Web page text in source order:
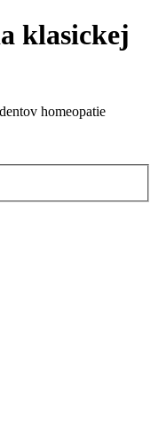
klasickej
homeopatie